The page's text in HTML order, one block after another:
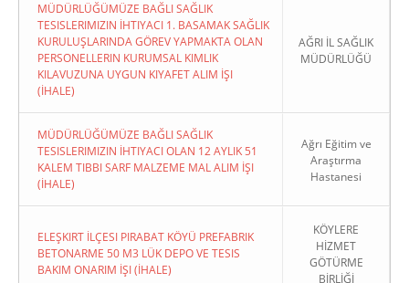
MÜDÜRLÜĞÜMÜZE BAĞLI SAĞLIK
TESISLERIMIZIN İHTIYACI 1. BASAMAK SAĞLIK
KURULUŞLARINDA GÖREV YAPMAKTA OLAN
PERSONELLERIN KURUMSAL KIMLIK
KILAVUZUNA UYGUN KIYAFET ALIM İŞI
(İHALE)
AĞRI İL SAĞLIK
MÜDÜRLÜĞÜ
MÜDÜRLÜĞÜMÜZE BAĞLI SAĞLIK
TESISLERIMIZIN İHTIYACI OLAN 12 AYLIK 51
KALEM TIBBI SARF MALZEME MAL ALIM İŞI
(İHALE)
Ağrı Eğitim ve
Araştırma
Hastanesi
ELEŞKIRT İLÇESI PIRABAT KÖYÜ PREFABRIK
BETONARME 50 M3 LÜK DEPO VE TESIS
BAKIM ONARIM İŞI (İHALE)
KÖYLERE
HİZMET
GÖTÜRME
BİRLİĞİ